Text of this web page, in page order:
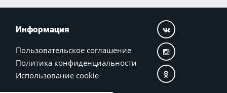
Информация
Пользовательское соглашение
Политика конфиденциальности
Использование cookie